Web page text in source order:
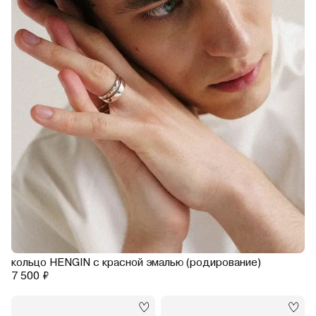
кольцо HENGIN с красной эмалью (родирование)
7 500 ₽